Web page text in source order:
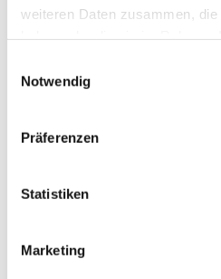
weiteren Daten zusammen,
Notwendig
Präferenzen
Statistiken
Marketing
Dies könnte